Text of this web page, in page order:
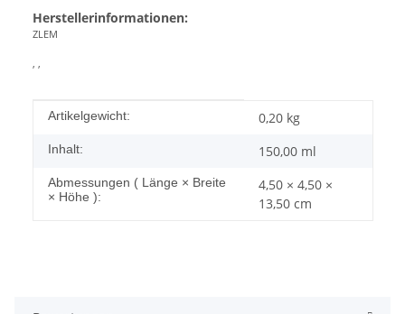
Herstellerinformationen:
ZLEM
Produkteigenschaft
Wert
Artikelgewicht: 0,20 kg
Inhalt: 150,00 ml
Abmessungen ( Länge × Breite
× Höhe ):
4,50 × 4,50 ×
13,50 cm